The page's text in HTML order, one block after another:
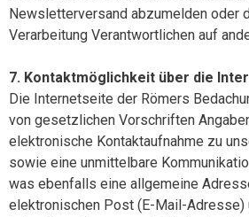
Newsletterversand abzumelden oder
Verarbeitung Verantwortlichen auf
7. Kontaktmöglichkeit über die
Die Internetseite der Römers
von gesetzlichen Vorschriften
elektronische Kontaktaufnahme zu
sowie eine unmittelbare
was ebenfalls eine allgemeine
elektronischen Post (E-Mail-Adresse)